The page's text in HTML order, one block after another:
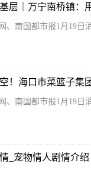
、南国都市报1月19日
、南国都市报1月19日
_宠物情人剧情介绍